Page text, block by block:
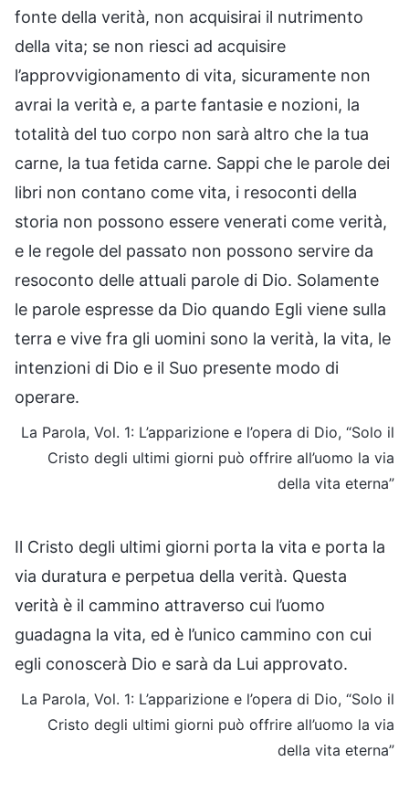
fonte della verità, non acquisirai il nutrimento
della vita; se non riesci ad acquisire
l’approvvigionamento di vita, sicuramente non
avrai la verità e, a parte fantasie e nozioni, la
totalità del tuo corpo non sarà altro che la tua
carne, la tua fetida carne. Sappi che le parole dei
libri non contano come vita, i resoconti della
storia non possono essere venerati come verità,
e le regole del passato non possono servire da
resoconto delle attuali parole di Dio. Solamente
le parole espresse da Dio quando Egli viene sulla
terra e vive fra gli uomini sono la verità, la vita, le
intenzioni di Dio e il Suo presente modo di
operare.
La Parola, Vol. 1: L’apparizione e l’opera di Dio, “Solo il
Cristo degli ultimi giorni può offrire all’uomo la via
della vita eterna”
Il Cristo degli ultimi giorni porta la vita e porta la
via duratura e perpetua della verità. Questa
verità è il cammino attraverso cui l’uomo
guadagna la vita, ed è l’unico cammino con cui
egli conoscerà Dio e sarà da Lui approvato.
La Parola, Vol. 1: L’apparizione e l’opera di Dio, “Solo il
Cristo degli ultimi giorni può offrire all’uomo la via
della vita eterna”